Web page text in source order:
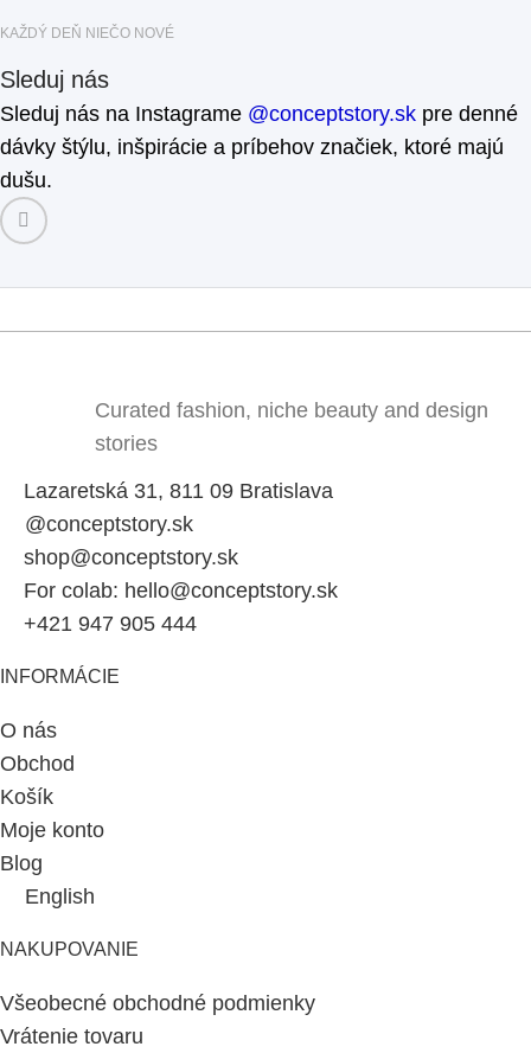
KAŽDÝ DEŇ NIEČO NOVÉ
Sleduj nás
Sleduj nás na Instagrame @conceptstory.sk pre denné
dávky štýlu, inšpirácie a príbehov značiek, ktoré majú
dušu.
Curated fashion, niche beauty and design
stories
Lazaretská 31, 811 09 Bratislava
@conceptstory.sk
shop@conceptstory.sk
For colab: hello@conceptstory.sk
+421 947 905 444
INFORMÁCIE
O nás
Obchod
Košík
Moje konto
Blog
English
NAKUPOVANIE
Všeobecné obchodné podmienky
Vrátenie tovaru